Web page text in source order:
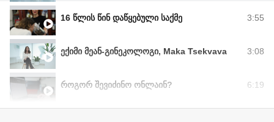
16 წლის წინ დაწყებული საქმე 3:55
ექიმი მეან-გინეკოლოგი, Maka Tsekvava 3:08
როგორ შევიძინო ონლაინ? 6:19